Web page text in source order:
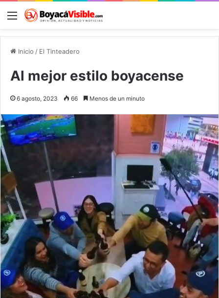
Menú
Inicio / El Tinteadero
Al mejor estilo boyacense
6 agosto, 2023 66 Menos de un minuto